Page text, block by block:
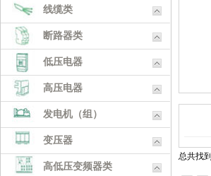
线缆类
断路器类
低压电器
高压电器
发电机（组）
变压器
高低压变频器类
总共找到